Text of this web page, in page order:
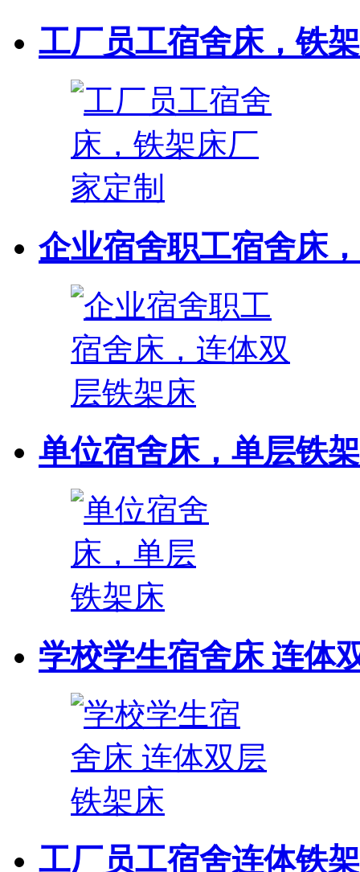
工厂员工宿舍床，铁
企业宿舍职工宿舍床
单位宿舍床，单层铁
学校学生宿舍床 连体
工厂员工宿舍连体铁